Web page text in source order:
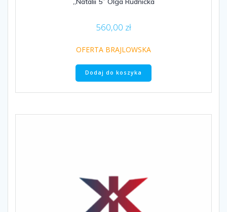
560,00 zł
OFERTA BRAJLOWSKA
Dodaj do koszyka